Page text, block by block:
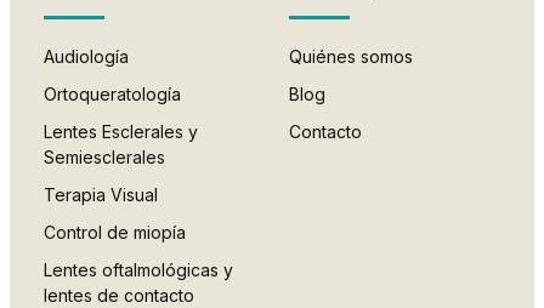
Audiología
Ortoqueratología
Lentes Esclerales y
Semiesclerales
Terapia Visual
Control de miopía
Lentes oftalmológicas y
lentes de contacto
Quiénes somos
Blog
Contacto